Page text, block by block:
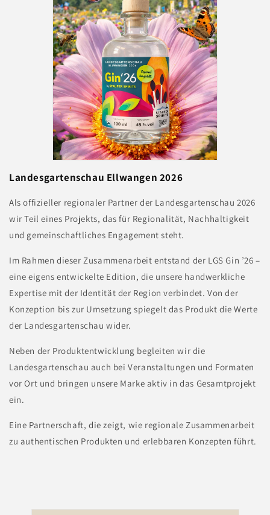
Landesgartenschau Ellwangen 2026
Als offizieller regionaler Partner der Landesgartenschau 2026
wir Teil eines Projekts, das für Regionalität, Nachhaltigkeit
und gemeinschaftliches Engagement steht.
Im Rahmen dieser Zusammenarbeit entstand der LGS Gin ’26 –
eine eigens entwickelte Edition, die unsere handwerkliche
Expertise mit der Identität der Region verbindet. Von der
Konzeption bis zur Umsetzung spiegelt das Produkt die Werte
der Landesgartenschau wider.
Neben der Produktentwicklung begleiten wir die
Landesgartenschau auch bei Veranstaltungen und Formaten
vor Ort und bringen unsere Marke aktiv in das Gesamtprojekt
ein.
Eine Partnerschaft, die zeigt, wie regionale Zusammenarbeit
zu authentischen Produkten und erlebbaren Konzepten führt.